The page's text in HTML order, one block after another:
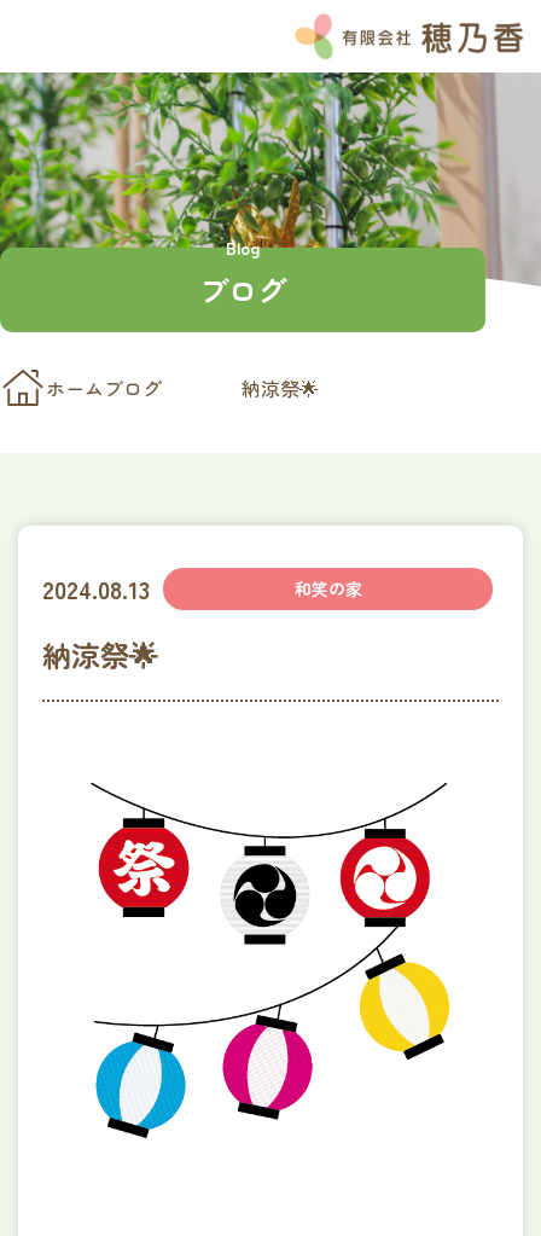
HOME
お知らせ
ブログ
Instagram
私たちの想い
チーム穂乃香
ナーシングホームほのか
訪問介護看護ステーション
訪問看護ステーションほのか
障がい者グループホーム​
ヌーヴェルメゾンなかぞね
特定相談支援事業所りあん
穂乃香について
会社概要
利用者様の声
採用についてよくあるご質問
お問い合わせ
プライバシーポリシー
資料ダウンロード
Blog
ブログ
ホーム ブログ 納涼祭🌟
2024.08.13 和笑の家
納涼祭🌟